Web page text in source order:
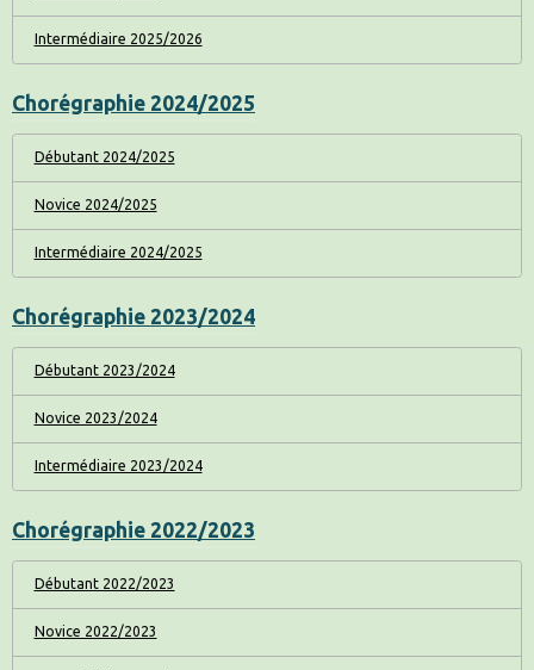
Intermédiaire 2025/2026
Chorégraphie 2024/2025
Débutant 2024/2025
Novice 2024/2025
Intermédiaire 2024/2025
Chorégraphie 2023/2024
Débutant 2023/2024
Novice 2023/2024
Intermédiaire 2023/2024
Chorégraphie 2022/2023
Débutant 2022/2023
Novice 2022/2023